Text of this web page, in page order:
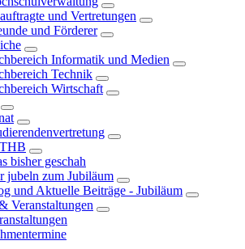
und Vertretungen
und Förderer
Informatik und Medien
Technik
Wirtschaft
bisher geschah
jubeln zum Jubiläum
und Aktuelle Beiträge - Jubiläum
Veranstaltungen